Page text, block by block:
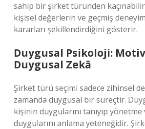
sahip bir şirket türünden
kişisel değerlerin ve geçmiş
kararları şekillendirdiğini gösterir.
Duygusal Psikoloji:
Duygusal Zekâ
Şirket türü seçimi sadece zihinsel
zamanda duygusal bir süreçtir.
kişinin duygularını tanıyıp yönetme
duygularını anlama yeteneğidir.